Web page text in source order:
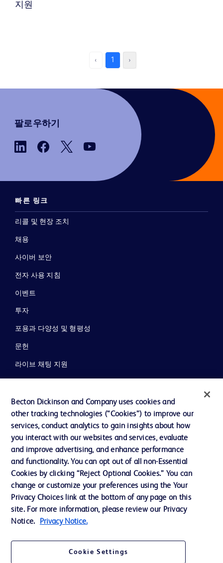
지원
‹ 1 ›
팔로우하기
빠른 링크
리콜 및 현장 조치
채용
사이버 보안
전자 사용 지침
이벤트
투자
포용과 다양성 및 형평성
문헌
라이브 채팅 지원
회사 소개
윤리 및 준법
지원
당사로 문의하기
쿠키 기본 설정
개인정보
개인정보처리방침
Becton Dickinson and Company uses cookies and
other tracking technologies (“Cookies”) to improve our
services, conduct analytics to gain insights about how
you interact with our websites and services, evaluate
and improve advertising, and enhance performance
and functionality. You can opt out of all non-Essential
Cookies by clicking “Reject Optional Cookies.” You can
change or customize your preferences using the Your
Privacy Choices link at the bottom of any page on this
site. For more information, please review our Privacy
Notice.
Privacy Notice.
Cookie Settings